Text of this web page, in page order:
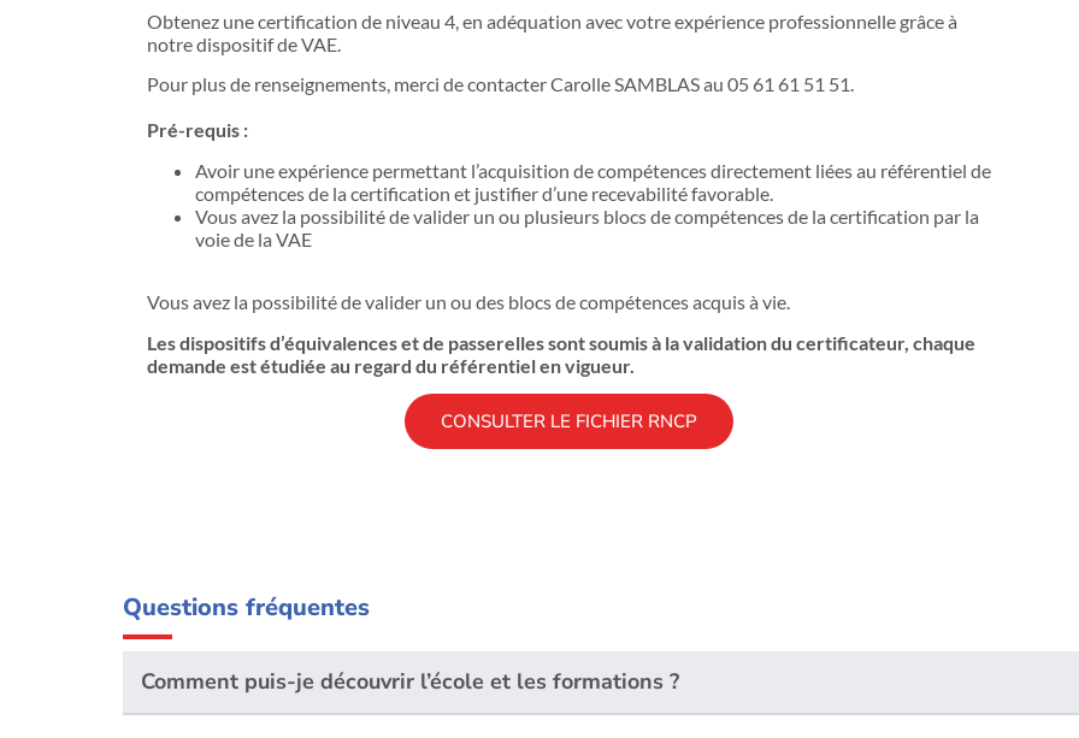
Obtenez une certification de niveau 4, en adéquation avec votre expérience professionnelle grâce à
notre dispositif de VAE.
Pour plus de renseignements, merci de contacter Carolle SAMBLAS au 05 61 61 51 51.
Pré-requis :
Avoir une expérience permettant l’acquisition de compétences directement liées au référentiel de
compétences de la certification et justifier d’une recevabilité favorable.
Vous avez la possibilité de valider un ou plusieurs blocs de compétences de la certification par la
voie de la VAE
Vous avez la possibilité de valider un ou des blocs de compétences acquis à vie.
Les dispositifs d’équivalences et de passerelles sont soumis à la validation du certificateur, chaque
demande est étudiée au regard du référentiel en vigueur.
CONSULTER LE FICHIER RNCP
Questions fréquentes
Comment puis-je découvrir l’école et les formations ?